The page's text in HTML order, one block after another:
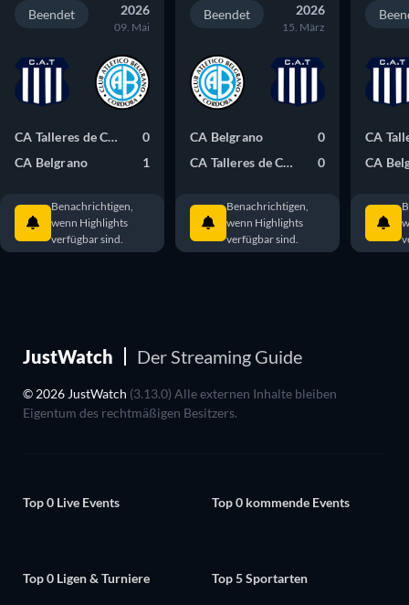
Beendet 2026
09. Mai
CA Talleres de Cordoba
0
CA Belgrano
1
Benachrichtigen,
wenn Highlights
verfügbar sind.
Beendet 2026
15. März
CA Belgrano
0
CA Talleres de Cordoba
0
Benachrichtigen,
wenn Highlights
verfügbar sind.
CA
JustWatch Der Streaming Guide
© 2026 JustWatch (3.13.0) Alle externen Inhalte bleiben
Eigentum des rechtmäßigen Besitzers.
Top 0 Live Events Top 0 kommende Events
Top 0 Ligen & Turniere Top 5 Sportarten